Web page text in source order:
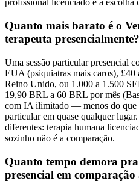
profissional licenciado é a escolha
Quanto mais barato é o
terapeuta presencialmente?
Uma sessão particular presencial
EUA (psiquiatras mais caros),
Reino Unido, ou 1.000 a 1.500
19,90 BRL a 60 BRL por mês
com IA ilimitado — menos do que
particular em quase qualquer
diferentes: terapia humana
sozinho não é a comparação.
Quanto tempo demora
presencial em